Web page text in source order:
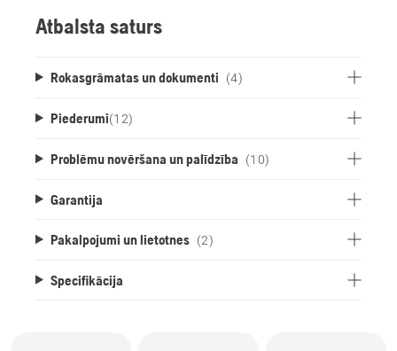
Atbalsta saturs
Rokasgrāmatas un dokumenti (4)
Piederumi(12)
Problēmu novēršana un palīdzība (10)
Garantija
Pakalpojumi un lietotnes (2)
Specifikācija